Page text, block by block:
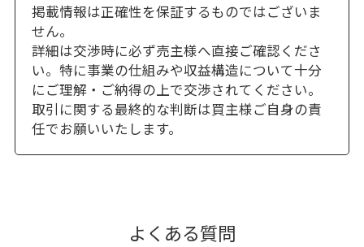
掲載情報は正確性を保証するものではございま
せん。
詳細は交渉時に必ず売主様へ直接ご確認くださ
い。特に事業の仕組みや収益構造について十分
にご理解・ご納得の上で交渉されてください。
取引に関する最終的な判断は買主様ご自身の責
任でお願いいたします。
よくある質問